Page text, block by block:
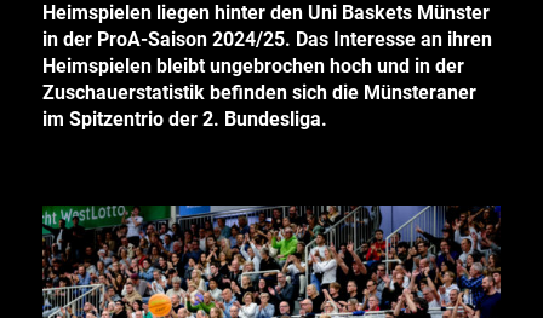
Heimspielen liegen hinter den Uni Baskets Münster
in der ProA-Saison 2024/25. Das Interesse an ihren
Heimspielen bleibt ungebrochen hoch und in der
Zuschauerstatistik befinden sich die Münsteraner
im Spitzentrio der 2. Bundesliga.